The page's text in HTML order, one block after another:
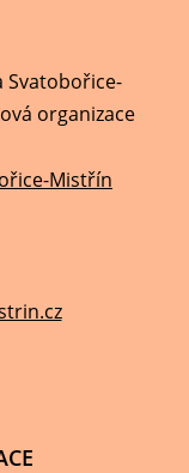
Svatobořice-
organizace
Mistřín